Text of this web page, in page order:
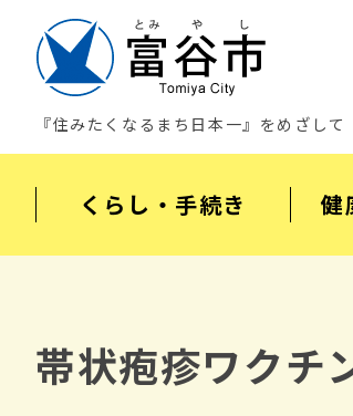
『住みたくなるまち日本一』をめざして
くらし・手続き 健
帯状疱疹ワクチ